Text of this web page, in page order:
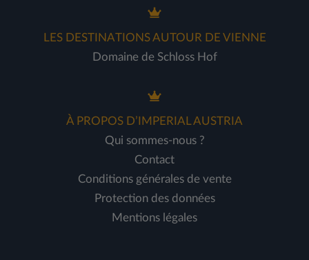
LES DESTINATIONS AUTOUR DE VIENNE
Domaine de Schloss Hof
À PROPOS D’IMPERIAL AUSTRIA
Qui sommes-nous ?
Contact
Conditions générales de vente
Protection des données
Mentions légales